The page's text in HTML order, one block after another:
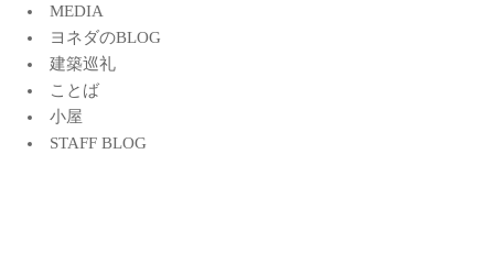
MEDIA
ヨネダのBLOG
建築巡礼
ことば
小屋
STAFF BLOG